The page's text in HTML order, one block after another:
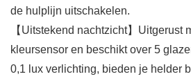
de hulplijn uitschakelen.
【Uitstekend nachtzicht】Uitgerust
kleursensor en beschikt over 5
0,1 lux verlichting, bieden je helder